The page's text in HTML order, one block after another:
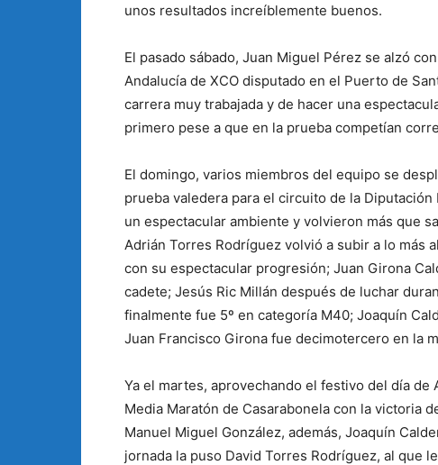
unos resultados increíblemente buenos.
El pasado sábado, Juan Miguel Pérez se alzó
Andalucía de XCO disputado en el Puerto de
carrera muy trabajada y de hacer una
primero pese a que en la prueba competían
El domingo, varios miembros del equipo se
prueba valedera para el circuito de la
un espectacular ambiente y volvieron más que
Adrián Torres Rodríguez volvió a subir a lo más
con su espectacular progresión; Juan Girona
cadete; Jesús Ric Millán después de luchar
finalmente fue 5º en categoría M40; Joaquín
Juan Francisco Girona fue decimotercero en la
Ya el martes, aprovechando el festivo del día
Media Maratón de Casarabonela con la victoria
Manuel Miguel González, además, Joaquín
jornada la puso David Torres Rodríguez, al que